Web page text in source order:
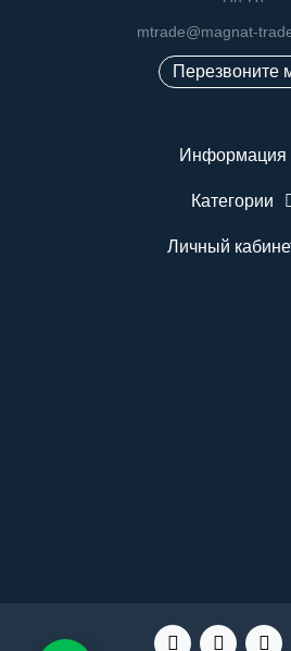
mtrade@magnat-
Перезвоните
Информация
Категории
Личный